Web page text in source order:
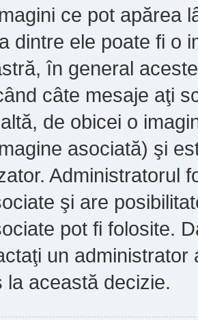
ce pot apărea
dintre ele poate fi o
în general
câte mesaje aţi
de obicei o
asociată) şi
Administratorul
şi are
pot fi folosite.
un
la această decizie.